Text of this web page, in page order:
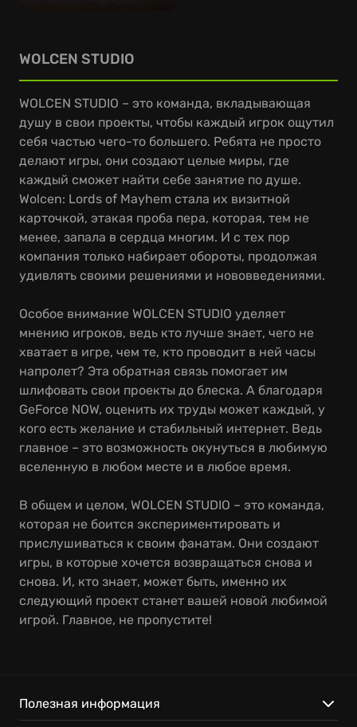
WOLCEN STUDIO
WOLCEN STUDIO – это команда, вкладывающая
душу в свои проекты, чтобы каждый игрок ощутил
себя частью чего-то большего. Ребята не просто
делают игры, они создают целые миры, где
каждый сможет найти себе занятие по душе.
Wolcen: Lords of Mayhem стала их визитной
карточкой, этакая проба пера, которая, тем не
менее, запала в сердца многим. И с тех пор
компания только набирает обороты, продолжая
удивлять своими решениями и нововведениями.
Особое внимание WOLCEN STUDIO уделяет
мнению игроков, ведь кто лучше знает, чего не
хватает в игре, чем те, кто проводит в ней часы
напролет? Эта обратная связь помогает им
шлифовать свои проекты до блеска. А благодаря
GeForce NOW, оценить их труды может каждый, у
кого есть желание и стабильный интернет. Ведь
главное – это возможность окунуться в любимую
вселенную в любом месте и в любое время.
В общем и целом, WOLCEN STUDIO – это команда,
которая не боится экспериментировать и
прислушиваться к своим фанатам. Они создают
игры, в которые хочется возвращаться снова и
снова. И, кто знает, может быть, именно их
следующий проект станет вашей новой любимой
игрой. Главное, не пропустите!
Полезная информация